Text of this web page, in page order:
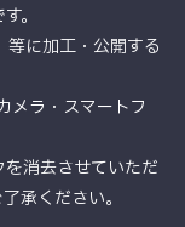
。
に加工・公開する
メラ・スマートフ
消去させていただ
承ください。